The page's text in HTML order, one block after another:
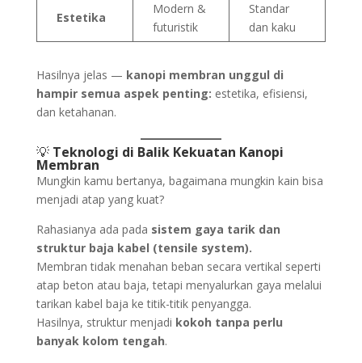
Estetika
Modern &
futuristik
Standar
dan kaku
Hasilnya jelas — kanopi membran unggul di
hampir semua aspek penting: estetika, efisiensi,
dan ketahanan.
💡 Teknologi di Balik Kekuatan Kanopi
Membran
Mungkin kamu bertanya, bagaimana mungkin kain bisa
menjadi atap yang kuat?
Rahasianya ada pada sistem gaya tarik dan
struktur baja kabel (tensile system).
Membran tidak menahan beban secara vertikal seperti
atap beton atau baja, tetapi menyalurkan gaya melalui
tarikan kabel baja ke titik-titik penyangga.
Hasilnya, struktur menjadi kokoh tanpa perlu
banyak kolom tengah.